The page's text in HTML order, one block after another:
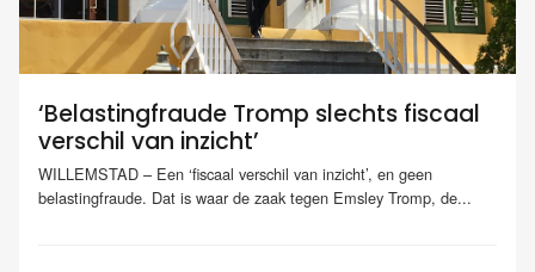
‘Belastingfraude Tromp slechts fiscaal
verschil van inzicht’
WILLEMSTAD – Een ‘fiscaal verschil van inzicht’, en geen
belastingfraude. Dat is waar de zaak tegen Emsley Tromp, de...